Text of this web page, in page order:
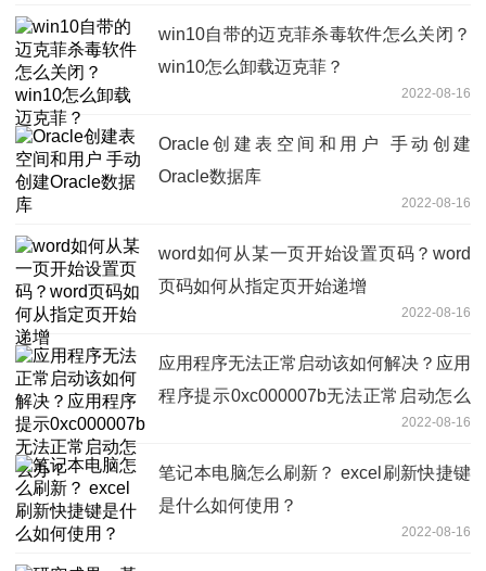
win10自带的迈克菲杀毒软件怎么关闭？
win10怎么卸载迈克菲？
2022-08-16
Oracle创建表空间和用户 手动创建
Oracle数据库
2022-08-16
word如何从某一页开始设置页码？word
页码如何从指定页开始递增
2022-08-16
应用程序无法正常启动该如何解决？应用
程序提示0xc000007b无法正常启动怎么
2022-08-16
笔记本电脑怎么刷新？ excel刷新快捷键
是什么如何使用？
2022-08-16